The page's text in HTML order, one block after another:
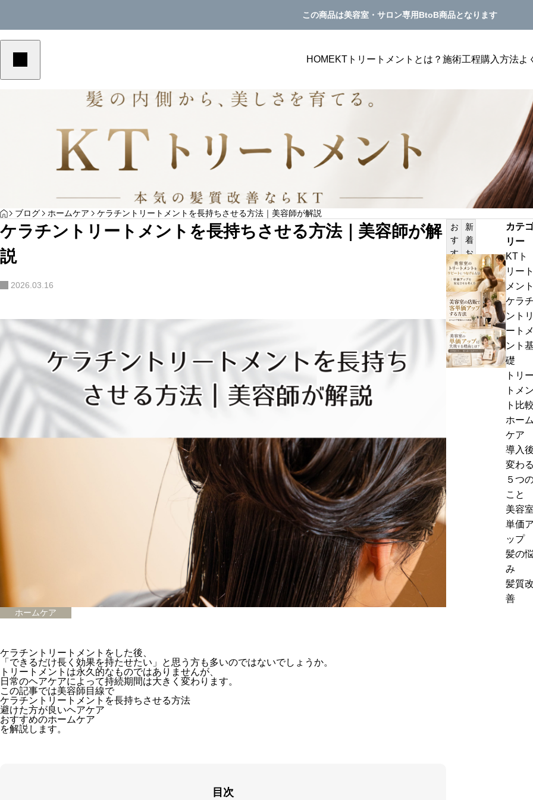
この商品は美容室・サロン専用BtoB商品となります
HOMEKTトリートメントとは？ 施術工程購入方法よ
美容室の客単価アップにつながる予約メニュ
ーの作り方｜選ばれる導線を解説
美容室単価アップ
美容室の客単価アップにつながるメニュー表
の作り方｜選ばれる見せ方を解説
美容室の単価アップにつながるカウンセ
グ方法｜トリートメント提案が自然にな
YOGA
サンプルテキスト。サンプルテキスト。
PILATES
サンプルテキスト。サンプルテキスト。
HOME
ブログ ホームケア ケラチントリートメントを長持ちさせる方法｜美容師が解説
ケラチントリートメントを長持ちさせる方法｜美容師が解
説
2026.03.16
ホームケア
ケラチントリートメントをした後、
「できるだけ長く効果を持たせたい」と思う方も多いのではないでしょうか。
トリートメントは永久的なものではありませんが、
日常のヘアケアによって持続期間は大きく変わります。
この記事では美容師目線で
ケラチントリートメントを長持ちさせる方法
避けた方が良いヘアケア
おすすめのホームケア
を解説します。
目次
お
す
す
め
記
事
新
着
お
知
ら
せ
美
室
改
善
メ
ニ
ー
の
価
定
｜
価
ッ
プ
美
容
室
の
店
販
で
客
単
価
ア
ッ
プ
す
る
方
法
｜
ホ
ー
ム
美
容
室
の
単
価
ア
ッ
プ
に
失
敗
す
理
由
と
は？
カテ
リー
KTト
リート
メント
ケラチ
ントリ
ートメ
ント基
礎
トリー
トメン
ト比較
ホーム
ケア
導入後
変わる
５つ
こと
美容室
単価ア
ップ
髪の悩
み
髪質改
善